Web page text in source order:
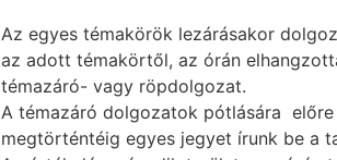
Az egyes témakörök lezárásakor
az adott témakörtől, az órán
témazáró- vagy röpdolgozat.
A témazáró dolgozatok pótlására
megtörténtéig egyes jegyet írunk be a